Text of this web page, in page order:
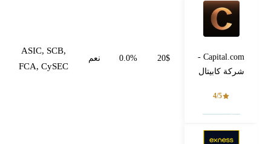
Capital.com -
شركة كابيتال
4/5
20$
0.0% نعم
ASIC, SCB,
FCA, CySEC